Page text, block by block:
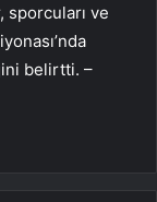
sporcuları ve
belirtti. –